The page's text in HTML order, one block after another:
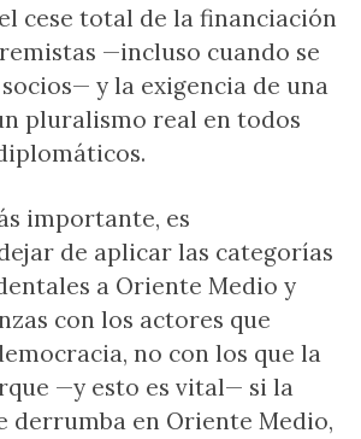
cese total de la financiación
—incluso cuando se
y la exigencia de una
pluralismo real en todos
importante, es
de aplicar las categorías
a Oriente Medio y
con los actores que
no con los que la
—y esto es vital— si la
derrumba en Oriente Medio,